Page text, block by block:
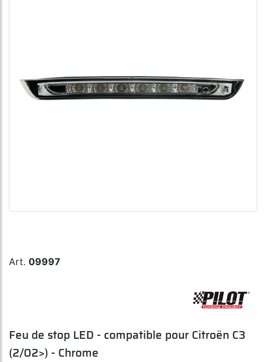
Art. 09997
Feu de stop LED - compatible pour Citroën C3
(2/02>) - Chrome